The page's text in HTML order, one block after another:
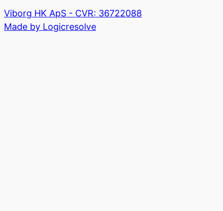
Viborg HK ApS - CVR: 36722088
Made by Logicresolve